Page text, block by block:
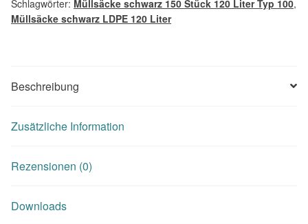
Schlagwörter: Müllsäcke schwarz 150 Stück 120 Liter Typ 100,
Müllsäcke schwarz LDPE 120 Liter
Beschreibung
Zusätzliche Information
Rezensionen (0)
Downloads